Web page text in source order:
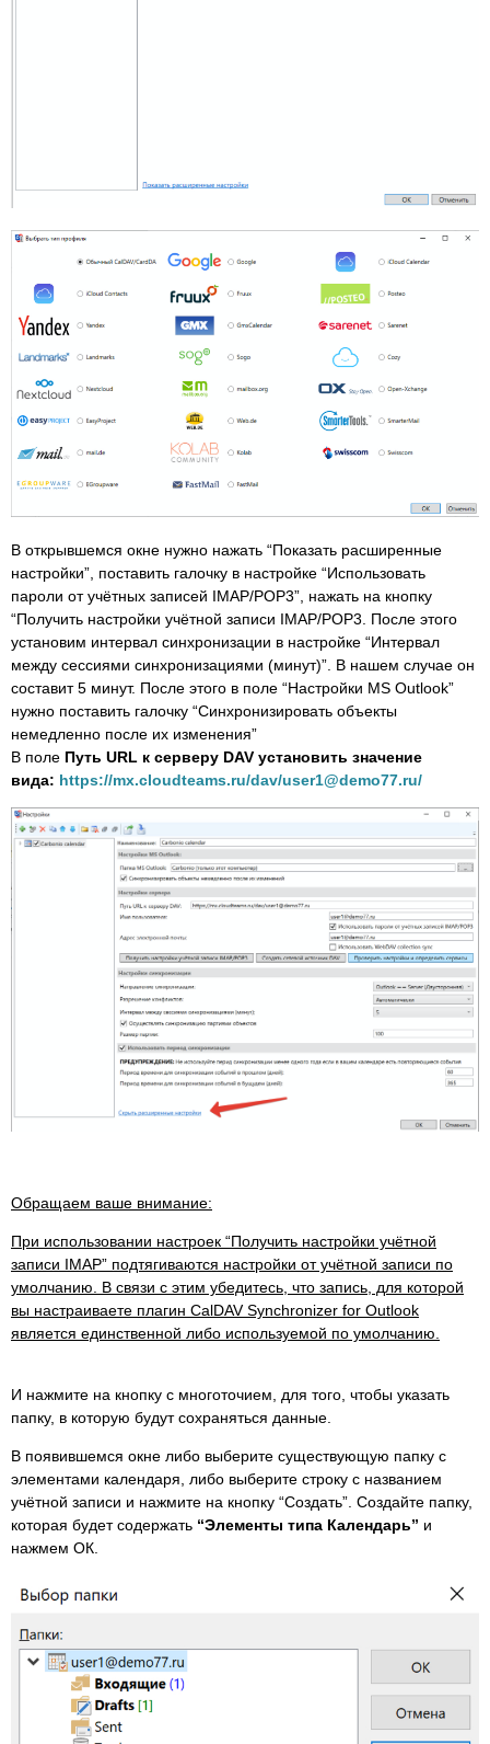
В открывшемся окне нужно нажать “Показать расширенные
настройки”, поставить галочку в настройке “Использовать
пароли от учётных записей IMAP/POP3”, нажать на кнопку
“Получить настройки учётной записи IMAP/POP3. После этого
установим интервал синхронизации в настройке “Интервал
между сессиями синхронизациями (минут)”. В нашем случае он
составит 5 минут. После этого в поле “Настройки MS Outlook”
нужно поставить галочку “Синхронизировать объекты
немедленно после их изменения”
В поле Путь URL к серверу DAV установить значение
вида: https://mx.cloudteams.ru/dav/user1@demo77.ru/
Обращаем ваше внимание:
При использовании настроек “Получить настройки учётной
записи IMAP” подтягиваются настройки от учётной записи по
умолчанию. В связи с этим убедитесь, что запись, для которой
вы настраиваете плагин CalDAV Synchronizer for Outlook
является единственной либо используемой по умолчанию.
И нажмите на кнопку с многоточием, для того, чтобы указать
папку, в которую будут сохраняться данные.
В появившемся окне либо выберите существующую папку с
элементами календаря, либо выберите строку с названием
учётной записи и нажмите на кнопку “Создать”. Создайте папку,
которая будет содержать “Элементы типа Календарь” и
нажмем ОК.